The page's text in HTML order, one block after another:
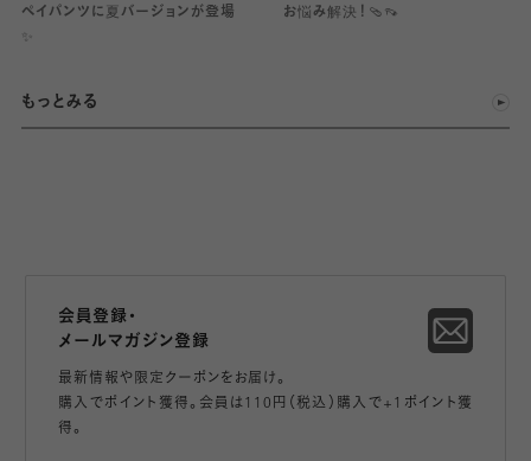
ペイパンツに夏バージョンが登場
お悩み解決！🩴👡
もっとみる
会員登録・
メールマガジン登録
最新情報や限定クーポンをお届け。
購入でポイント獲得。会員は110円（税込）購入で+1ポイント獲
得。